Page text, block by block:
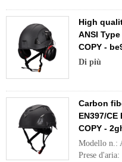
High
ANSI
COPY -
Di più
Carbon
EN397/
COPY -
Modello n.:
Prese